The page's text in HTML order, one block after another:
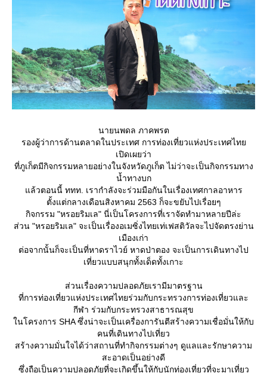
นายนพดล ภาคพรต
รองผู้ว่าการด้านตลาดในประเทศ การท่องเที่ยวแห่งประเทศไท
เปิดเผยว่า
ที่ภูเก็ตมีกิจกรรมหลายอย่างในจังหวัดภูเก็ต ไม่ว่าจะเป็นกิจกรรมทาง
น้ำทางบก
ล้วตอนนี้ ททท. เรากำลังจะร่วมมือกันในเรื่องเทศกาลอาหาร
ตั้งแต่กลางเดือนสิงหาคม 2563 ก็จะขยับไปเรื่อยๆ
กิจกรรม "หรอยริมเล" นี่เป็นโครงการที่เราจัดทำมาหลายปีล่ะ
ส่วน "หรอยริมเล" จะเป็นเรื่องอเมซิ่งไทยเท่เฟสติวัลจะไปจัดตรงย่าน
เมืองเก่า
ต่อจากนั้นก็จะเป็นที่หาดราไวย์ หาดป่าตอง จะเป็นการเดินทางไป
เที่ยวแบบสนุกทั้งเด็ดทั้งเกาะ
ส่วนเรื่องความปลอดภัยเรามีมาตรฐาน
ที่การท่องเที่ยวแห่งประเทศไทยร่วมกับกระทรวงการท่องเที่ยวและ
กีฬา ร่วมกับกระทรวงสาธารณสุข
นโครงการ SHA ซึ่งน่าจะเป็นเครื่องการันตีสร้างความเชื่อมั่นให้กับ
คนที่เดินทางไปเที่ยว
สร้างความมั่นใจได้ว่าสถานที่ทำกิจกรรมต่างๆ ดูแลและรักษาความ
สะอาดเป็นอย่างดี
ซึ่งถือเป็นความปลอดภัยที่จะเกิดขึ้นให้กับนักท่องเที่ยวที่จะมาเที่ยว